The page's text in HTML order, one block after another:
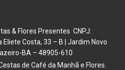
& Flores Presentes CNPJ:
Costa, 33 – B | Jardim Novo
BA – 48905-610
de Café da Manhã e Flores.